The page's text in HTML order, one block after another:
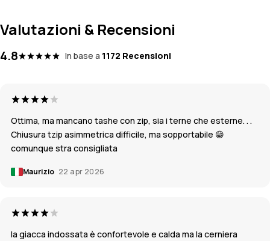
Valutazioni & Recensioni
4.8 In base a 1172 Recensioni
Ottima, ma mancano tashe con zip, sia i terne che esterne. . .
Chiusura tzip asimmetrica difficile, ma sopportabile 😁
comunque stra consigliata
Maurizio 22 apr 2026
la giacca indossata è confortevole e calda ma la cerniera